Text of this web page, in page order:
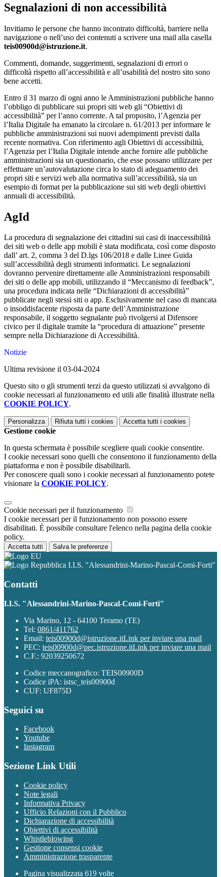
Segnalazioni di non accessibilità
Invitiamo le persone che hanno incontrato difficoltà, barriere nella
navigazione o nell’uso dei contenuti a scrivere una mail alla casella
teis00900d@istruzione.it.
Commenti, domande, suggerimenti, segnalazioni di errori o
difficoltà rispetto all’accessibilità e all’usabilità del nostro sito sono
bene accetti.
Entro il 31 marzo di ogni anno le Amministrazioni pubbliche hanno
l’obbligo di pubblicare sui propri siti web gli “Obiettivi di
accessibilità” per l’anno corrente. A tal proposito, l’Agenzia per
l’Italia Digitale ha emanato la circolare n. 61/2013 per informare le
pubbliche amministrazioni sui nuovi adempimenti previsti dalla
recente normativa. Con riferimento agli Obiettivi di accessibilità,
l’Agenzia per l’Italia Digitale intende anche fornire alle pubbliche
amministrazioni sia un questionario, che esse possano utilizzare per
effettuare un’autovalutazione circa lo stato di adeguamento dei
propri siti e servizi web alla normativa sull’accessibilità, sia un
esempio di format per la pubblicazione sui siti web degli obiettivi
annuali di accessibilità.
AgId
La procedura di segnalazione dei cittadini sui casi di inaccessibilità
dei siti web o delle app mobili è stata modificata, così come disposto
dall’ art. 2, comma 3 del D.lgs 106/2018 e dalle Linee Guida
sull’accessibilità degli strumenti informatici. Le segnalazioni
dovranno pervenire direttamente alle Amministrazioni responsabili
dei siti o delle app mobili, utilizzando il “Meccanismo di feedback”,
una procedura indicata nelle “Dichiarazioni di accessibilità”
pubblicate negli stessi siti o app. Esclusivamente nel caso di mancata
o insoddisfacente risposta da parte dell’Amministrazione
responsabile, il soggetto segnalante può rivolgersi al Difensore
civico per il digitale tramite la “procedura di attuazione” presente
sempre nella Dichiarazione di Accessibilità.
Notizie
Ultima revisione il 03-04-2024
Questo sito o gli strumenti terzi da questo utilizzati si avvalgono di
cookie necessari al funzionamento ed utili alle finalità illustrate nella
COOKIE POLICY.
Personalizza Rifiuta tutti i cookies Accetta tutti i cookies
Gestione cookie
In questa schermata è possibile scegliere quali cookie consentire.
I cookie necessari sono quelli che consentono il funzionamento della
piattaforma e non è possibile disabilitarli.
Per conoscere quali sono i cookie necessari al funzionamento potete
visionare la COOKIE POLICY.
Cookie necessari per il funzionamento
I cookie necessari per il funzionamento non possono essere
disabilitati. È possibile consultare l'elenco nella pagina della cookie
policy.
Accetta tutti Salva le preferenze
I.I.S. "Alessandrini-Marino-Pascal-Comi-Forti"
Contatti
I.I.S. "Alessandrini-Marino-Pascal-Comi-Forti"
Via Marino, 12 - 64100 Teramo (TE)
Tel: 0861/411762
Email: teis00900d@istruzione.itLink per inviare una mail
PEC: teis00900d@pec.istruzione.itLink per inviare una mail
C.F.: 92039250672
Codice meccanografico: TEIS00900D
Codice iPA: istsc_teis00900d
CUF: UF875D
Seguici su
Facebook
Youtube
Instagram
Sezione Link Utili
Cookie policy
Note legali
Informativa Privacy
Ufficio Relazioni con il Pubblico
Dichiarazione di accessibilità
Obiettivi di accessibilità
Whistleblowing
Gestione consensi cookie
Amministrazione trasparente
Pagina visualizzata 619 volte